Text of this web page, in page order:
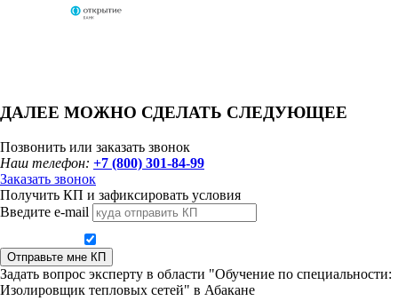
ДАЛЕЕ МОЖНО СДЕЛАТЬ СЛЕДУЮЩЕЕ
Позвонить или заказать звонок
Наш телефон: +7 (800) 301-84-99
Заказать звонок
Получить КП и зафиксировать условия
Введите e-mail
Отправьте мне КП
Задать вопрос эксперту в области "Обучение по специальности:
Изолировщик тепловых сетей" в Абакане